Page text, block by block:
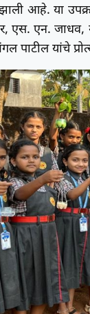
आहे. या
एस. एन.
पाटील यांचे